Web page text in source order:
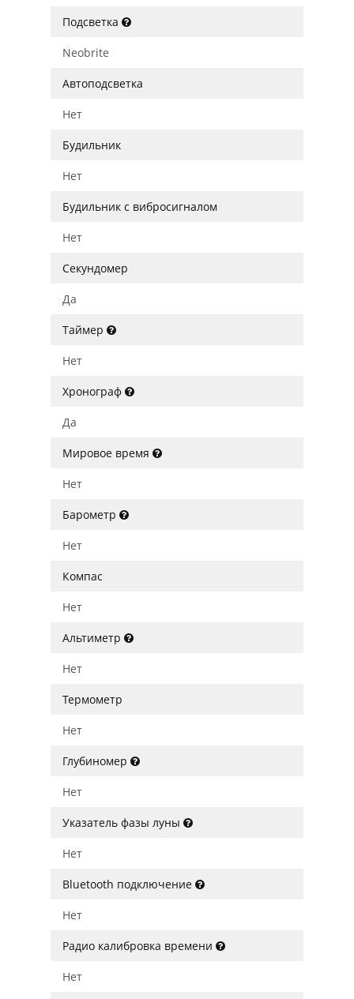
Подсветка
Neobrite
Автоподсветка
Нет
Будильник
Нет
Будильник с вибросигналом
Нет
Секундомер
Да
Таймер
Нет
Хронограф
Да
Мировое время
Нет
Барометр
Нет
Компас
Нет
Альтиметр
Нет
Термометр
Нет
Глубиномер
Нет
Указатель фазы луны
Нет
Bluetooth подключение
Нет
Радио калибровка времени
Нет